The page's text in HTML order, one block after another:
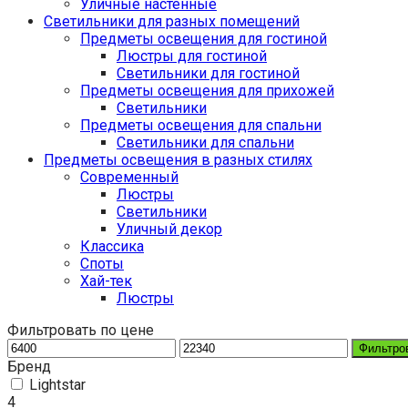
Уличные настенные
Светильники для разных помещений
Предметы освещения для гостиной
Люстры для гостиной
Светильники для гостиной
Предметы освещения для прихожей
Светильники
Предметы освещения для спальни
Светильники для спальни
Предметы освещения в разных стилях
Cовременный
Люстры
Светильники
Уличный декор
Классика
Споты
Хай-тек
Люстры
Фильтровать по цене
Бренд
Lightstar
4